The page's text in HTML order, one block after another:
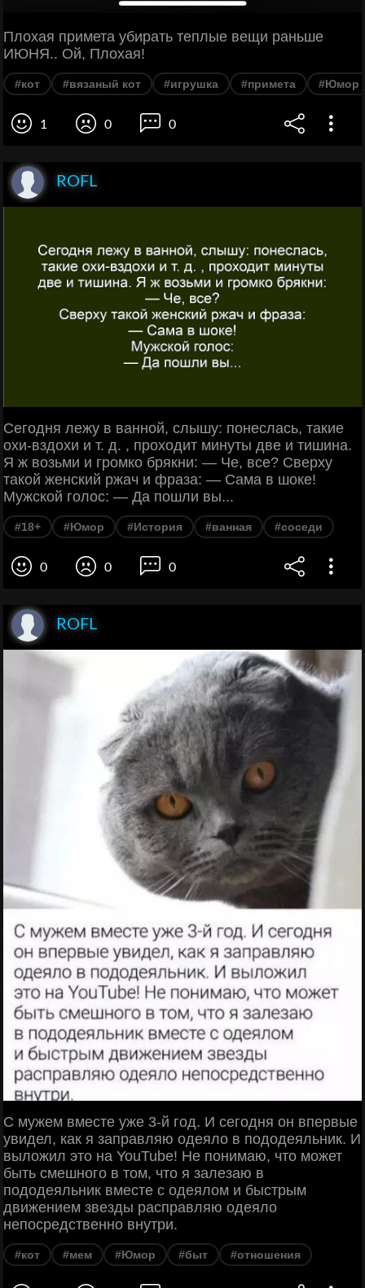
Плохая примета убирать теплые вещи раньше
ИЮНЯ.. Ой, Плохая!
#кот #вязаный кот #игрушка #примета #Юмор
1 0 0
ROFL
Сегодня лежу в ванной, слышу: понеслась, такие
охи-вздохи и т. д. , проходит минуты две и тишина.
Я ж возьми и громко брякни: — Че, все? Сверху
такой женский ржач и фраза: — Сама в шоке!
Мужской голос: — Да пошли вы...
#18+ #Юмор #История #ванная #соседи
0 0 0
ROFL
С мужем вместе уже 3-й год. И сегодня он впервые
увидел, как я заправляю одеяло в пододеяльник. И
выложил это на YouTube! Не понимаю, что может
быть смешного в том, что я залезаю в
пододеяльник вместе с одеялом и быстрым
движением звезды расправляю одеяло
непосредственно внутри.
#кот #мем #Юмор #быт #отношения